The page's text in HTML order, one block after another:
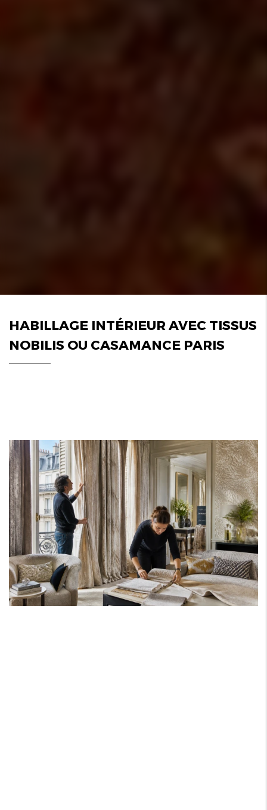
HABILLAGE INTÉRIEUR AVEC TISSUS
NOBILIS OU CASAMANCE PARIS